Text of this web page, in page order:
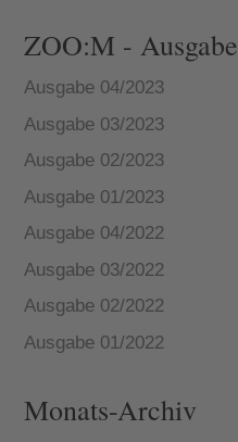
ZOO:M - Ausgabe
Ausgabe 04/2023
Ausgabe 03/2023
Ausgabe 02/2023
Ausgabe 01/2023
Ausgabe 04/2022
Ausgabe 03/2022
Ausgabe 02/2022
Ausgabe 01/2022
Monats-Archiv